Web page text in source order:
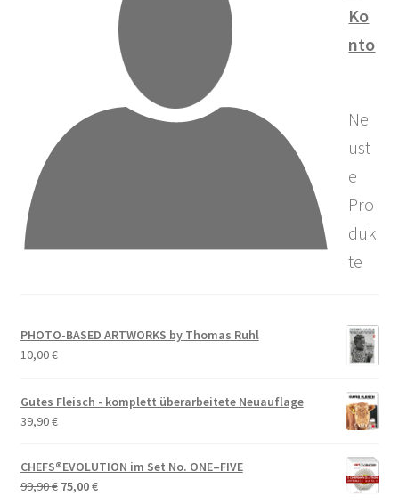
Ko
nto
Ne
ust
e
Pro
duk
te
PHOTO-BASED ARTWORKS by Thomas Ruhl
10,00€
Gutes Fleisch - komplett überarbeitete Neuauflage
39,90€
CHEFS®EVOLUTION im Set No. ONE–FIVE
99,90€ Ursprünglicher
75,00€Aktueller